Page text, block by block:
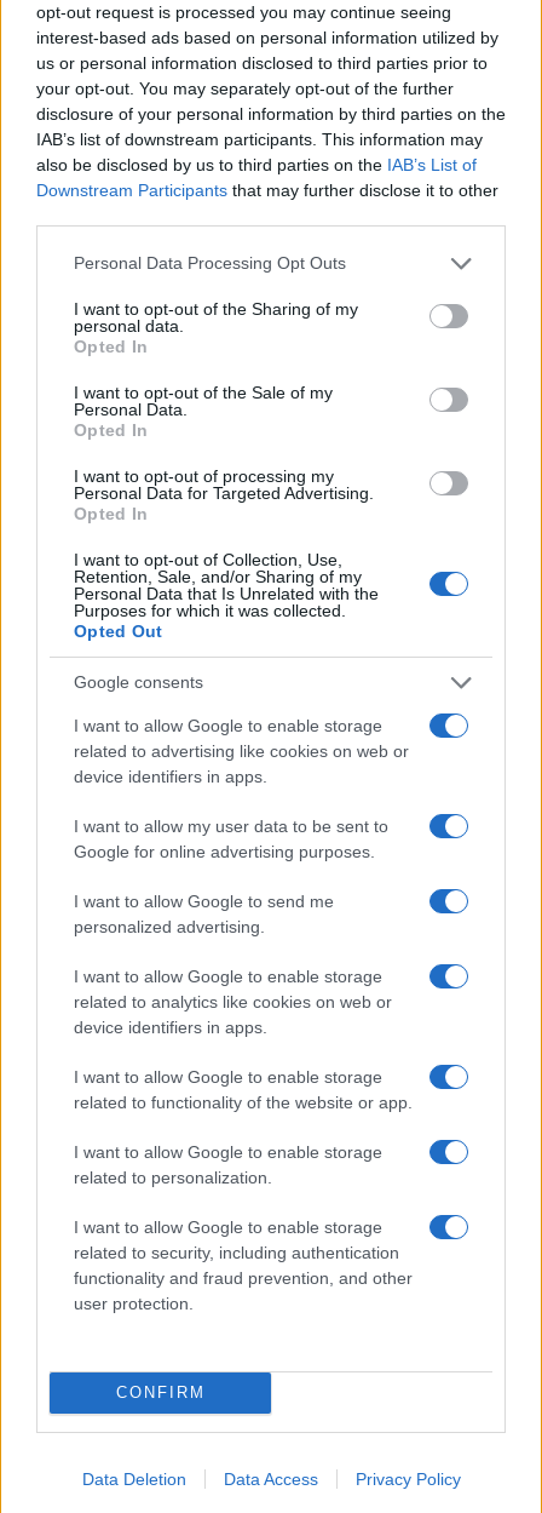
opt-out request is processed you may continue seeing
interest-based ads based on personal information utilized by
us or personal information disclosed to third parties prior to
your opt-out. You may separately opt-out of the further
disclosure of your personal information by third parties on the
IAB’s list of downstream participants. This information may
also be disclosed by us to third parties on the IAB’s List of
Downstream Participants that may further disclose it to other
Please note that this website/app uses one or more Google
not limited to your visit or usage behaviour. You may click to
grant or deny consent to Google and its third-party tags to
use your data for below specified purposes in below Google
consent section.
Personal Data Processing Opt Outs
I want to opt-out of the Sharing of my
personal data.
Opted In
I want to opt-out of the Sale of my
Personal Data.
Opted In
I want to opt-out of processing my
Personal Data for Targeted Advertising.
Opted In
I want to opt-out of Collection, Use,
Retention, Sale, and/or Sharing of my
Personal Data that Is Unrelated with the
Purposes for which it was collected.
Opted Out
Google consents
I want to allow Google to enable storage
related to advertising like cookies on web or
device identifiers in apps.
I want to allow my user data to be sent to
Google for online advertising purposes.
I want to allow Google to send me
personalized advertising.
I want to allow Google to enable storage
related to analytics like cookies on web or
device identifiers in apps.
I want to allow Google to enable storage
related to functionality of the website or app.
I want to allow Google to enable storage
related to personalization.
I want to allow Google to enable storage
related to security, including authentication
functionality and fraud prevention, and other
user protection.
CONFIRM
Data Deletion Data Access Privacy Policy
Continua a leggere
LIFESTYLE
Copenhagen Fashion Week SS27: le novità che stanno
rivoluzionando la moda
LIFESTYLE
Scopri Rocca San Giovanni, il borgo abruzzese tra
mare e storia
Cristian Castiglioni · 8 Ago 2026